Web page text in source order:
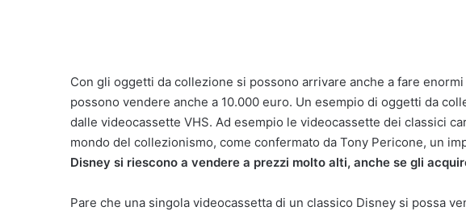
Con gli oggetti da collezione si possono arrivare anche a fare
possono vendere anche a 10.000 euro. Un esempio di oggetti da
dalle videocassette VHS. Ad esempio le videocassette dei classici
mondo del collezionismo, come confermato da Tony Pericone, un
Disney si riescono a vendere a prezzi molto alti, anche se gli
Pare che una singola videocassetta di un classico Disney si possa